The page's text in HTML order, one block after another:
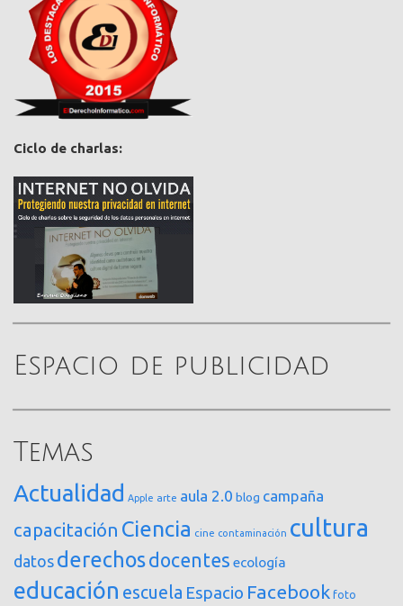
Ciclo de charlas:
Espacio de publicidad
Temas
Actualidad Apple arte aula 2.0 blog campaña
capacitación Ciencia cine contaminación cultura
datos derechosdocentes ecología
educación escuela Espacio Facebook foto